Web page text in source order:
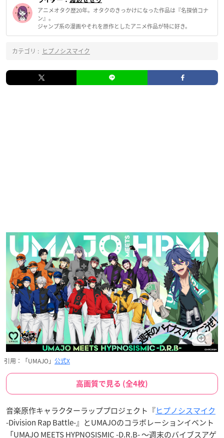
アニメオタク歴20年。オタクのきっかけになった作品は『名探偵コナ
ン』。
ジャンプ系の漫画やそれを原作としたアニメ作品が特に好き。
カテゴリ : ヒプノシスマイク
引用：「UMAJO」 公式X
高画質で見る (全4枚)
音楽原作キャラクターラッププロジェクト『ヒプノシスマイク
-Division Rap Battle-』とUMAJOのコラボレーションイベント
「UMAJO MEETS HYPNOSISMIC -D.R.B- ～週末のバイブスアゲ